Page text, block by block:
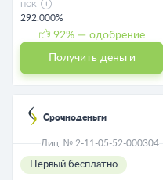
ПСК
292.000%
92% — одобрение
Получить деньги
Срочноденьги
Лиц. № 2-11-05-52-000304
Первый бесплатно